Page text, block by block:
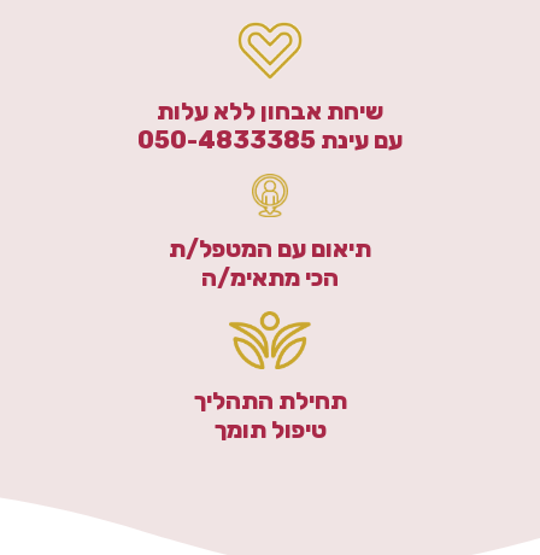
שיחת אבחון ללא עלות
עם עינת 050-4833385
תיאום עם המטפל/ת
הכי מתאימ/ה
תחילת התהליך
טיפול תומך